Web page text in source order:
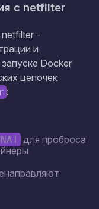
с netfilter
-
и
Docker
цепочек
:
для проброса